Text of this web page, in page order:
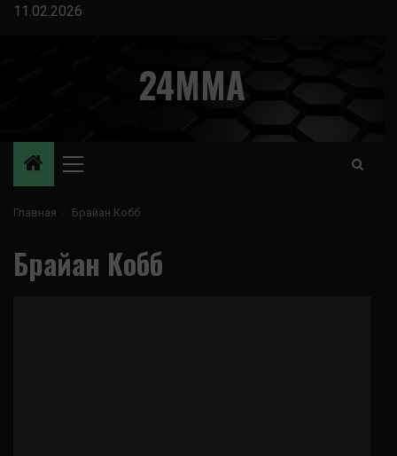
Перейти
11.02.2026
24MMA
Основное
Главная Брайан Кобб
Брайан Кобб